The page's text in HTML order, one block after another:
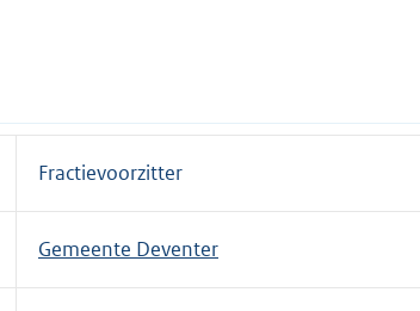
Fractievoorzitter
Gemeente Deventer